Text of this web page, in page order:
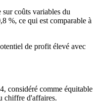
coûts variables du
%, ce qui est comparable à
de profit élevé avec
considéré comme équitable
chiffre d'affaires.